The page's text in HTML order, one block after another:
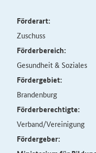
Förderart:
Zuschuss
Förderbereich:
Gesundheit & Soziales
Fördergebiet:
Brandenburg
Förderberechtigte:
Verband/Vereinigung
Fördergeber: